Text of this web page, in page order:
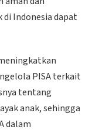
di Indonesia dapat
PISA terkait
tentang
anak, sehingga
dalam